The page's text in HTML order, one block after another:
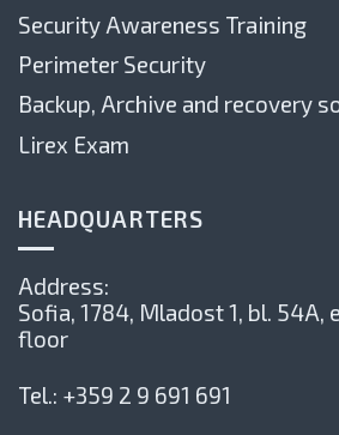
Security Awareness Training
Perimeter Security
Backup, Archive and recovery
Lirex Exam
HEADQUARTERS
Address:
Sofia, 1784, Mladost 1, bl. 54А,
floor
Tel.: +359 2 9 691 691